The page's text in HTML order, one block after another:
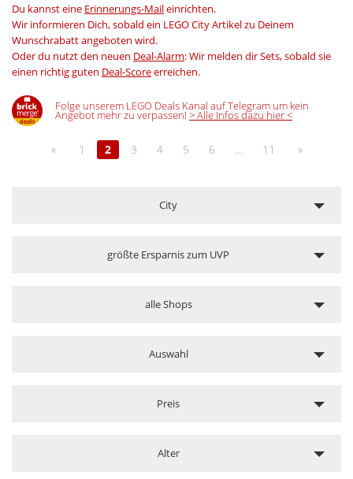
Du kannst eine Erinnerungs-Maileinrichten.
Wir informieren Dich, sobald ein LEGO City Artikel zu Deinem
Wunschrabatt angeboten wird.
Oder du nutzt den neuen Deal-Alarm: Wir melden dir Sets, sobald sie
einen richtig guten Deal-Scoreerreichen.
Folge unserem LEGO Deals Kanal auf Telegram um kein
Angebot mehr zu verpassen! > Alle Infos dazu hier <
« 1 2 3 4 5 6 11 »
City
größte Ersparnis zum UVP
alle Shops
Auswahl
Preis
Alter